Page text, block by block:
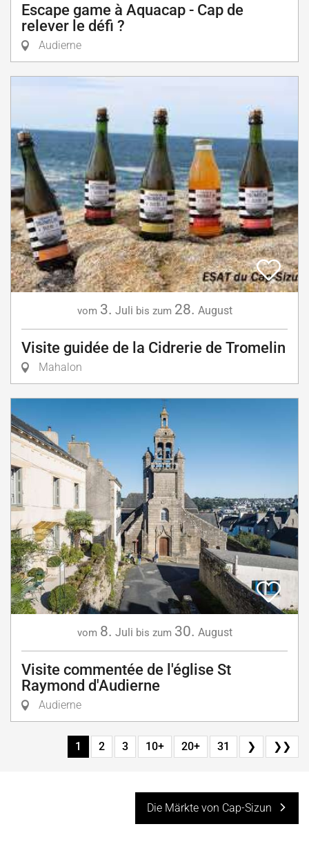
Escape game à Aquacap - Cap de
relever le défi ?
Audierne
vom 3. Juli bis zum 28. August
Visite guidée de la Cidrerie de Tromelin
Mahalon
vom 8. Juli bis zum 30. August
Visite commentée de l'église St
Raymond d'Audierne
Audierne
1 2 3 10+ 20+ 31 ❯ ❯❯
Die Märkte von Cap-Sizun